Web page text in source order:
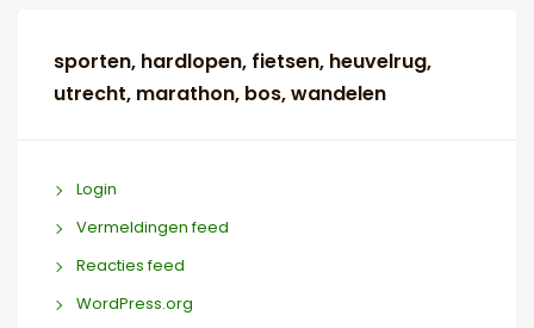
sporten, hardlopen, fietsen, heuvelrug,
utrecht, marathon, bos, wandelen
Login
Vermeldingen feed
Reacties feed
WordPress.org